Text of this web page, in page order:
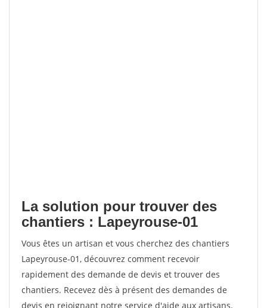
La solution pour trouver des
chantiers : Lapeyrouse-01
Vous êtes un artisan et vous cherchez des chantiers
Lapeyrouse-01, découvrez comment recevoir
rapidement des demande de devis et trouver des
chantiers. Recevez dès à présent des demandes de
devis en rejoignant notre service d'aide aux artisans.